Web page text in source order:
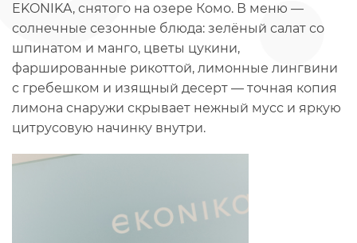
EKONIKA, снятого на озере Комо. В меню —
солнечные сезонные блюда: зелёный салат со
шпинатом и манго, цветы цукини,
фаршированные рикоттой, лимонные лингвини
с гребешком и изящный десерт — точная копия
лимона снаружи скрывает нежный мусс и яркую
цитрусовую начинку внутри.